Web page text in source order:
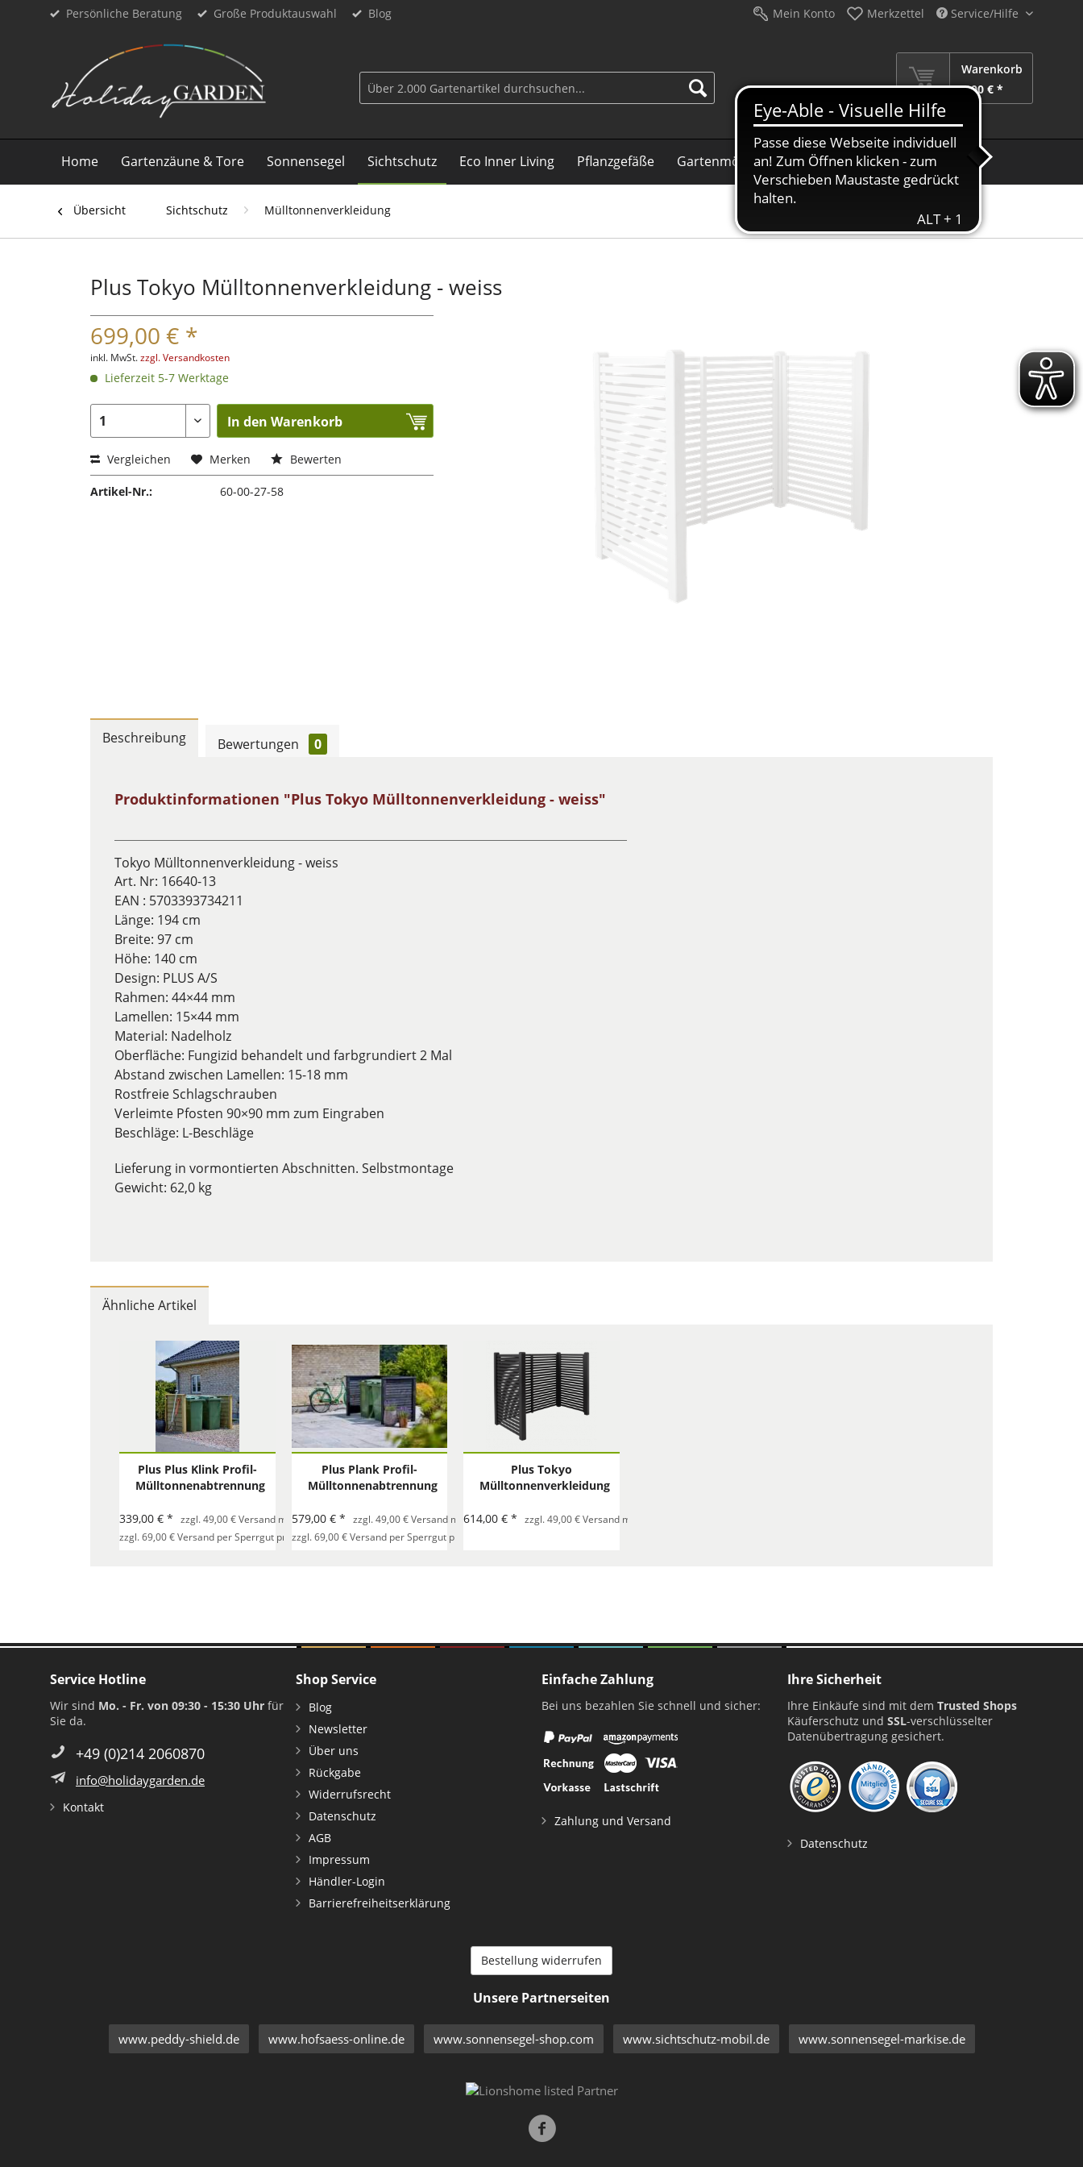
Persönliche Beratung Große Produktauswahl Blog Mein Konto Merkzettel Service/Hilfe
Warenkorb
0,00 € *
Home Gartenzäune & Tore Sonnensegel Sichtschutz Eco Inner Living Pflanzgefäße Gartenmöbel Schirme Dekoration Sale %
Übersicht Sichtschutz Mülltonnenverkleidung
Plus Tokyo Mülltonnenverkleidung - weiss
699,00 € *
inkl. MwSt.zzgl. Versandkosten
Lieferzeit 5-7 Werktage
In den Warenkorb
Vergleichen Merken Bewerten
Artikel-Nr.: 60-00-27-58
Beschreibung Bewertungen 0
Produktinformationen "Plus Tokyo Mülltonnenverkleidung - weiss"
Tokyo Mülltonnenverkleidung - weiss
Art. Nr: 16640-13
EAN : 5703393734211
Länge: 194 cm
Breite: 97 cm
Höhe: 140 cm
Design: PLUS A/S
Rahmen: 44×44 mm
Lamellen: 15×44 mm
Material: Nadelholz
Oberfläche: Fungizid behandelt und farbgrundiert 2 Mal
Abstand zwischen Lamellen: 15-18 mm
Rostfreie Schlagschrauben
Verleimte Pfosten 90×90 mm zum Eingraben
Beschläge: L-Beschläge
Lieferung in vormontierten Abschnitten. Selbstmontage
Gewicht: 62,0 kg
Ähnliche Artikel
Plus Plus Klink Profil-
Mülltonnenabtrennung
(LxBxH)...
339,00 € * zzgl. 49,00 € Versand mit Spedition pro Bestellung
zzgl. 69,00 € Versand per Sperrgut pro Bestellung
Plus Plank Profil-
Mülltonnenabtrennung
(LxBxH)
Selbstmontage
579,00 € * zzgl. 49,00 € Versand mit Spedition pro Bestellung
zzgl. 69,00 € Versand per Sperrgut pro Bestellung
Plus Tokyo
Mülltonnenverkleidung
614,00 € * zzgl. 49,00 € Versand mit Spedition pro Bestellung
Service Hotline
Wir sind Mo. - Fr. von 09:30 - 15:30 Uhr für
Sie da.
+49 (0)214 2060870
info@holidaygarden.de
Kontakt
Shop Service
Blog
Newsletter
Über uns
Rückgabe
Widerrufsrecht
Datenschutz
AGB
Impressum
Händler-Login
Barrierefreiheitserklärung
Einfache Zahlung
Bei uns bezahlen Sie schnell und sicher:
Zahlung und Versand
Ihre Sicherheit
Ihre Einkäufe sind mit dem Trusted Shops
Käuferschutz und SSL-verschlüsselter
Datenübertragung gesichert.
Datenschutz
Bestellung widerrufen
Unsere Partnerseiten
www.peddy-shield.de www.hofsaess-online.de www.sonnensegel-shop.com www.sichtschutz-mobil.de www.sonnensegel-markise.de